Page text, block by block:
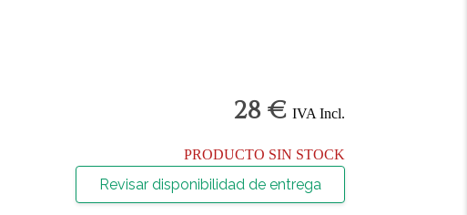
28 € IVA Incl.
PRODUCTO SIN STOCK
Revisar disponibilidad de entrega